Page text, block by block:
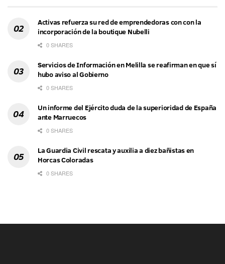
Activas refuerza su red de emprendedoras con con la
incorporación de la boutique Nubelli
0 SHARES
Servicios de Información en Melilla se reafirman en que sí
hubo aviso al Gobierno
0 SHARES
Un informe del Ejército duda de la superioridad de España
ante Marruecos
0 SHARES
La Guardia Civil rescata y auxilia a diez bañistas en
Horcas Coloradas
0 SHARES